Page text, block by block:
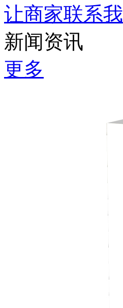
让商家联系我
新闻资讯
更多